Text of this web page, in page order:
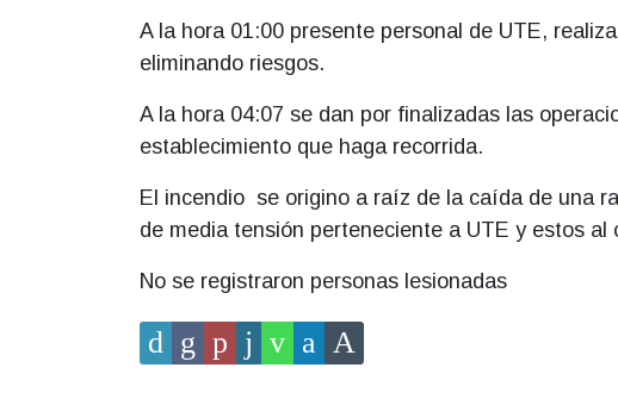
A la hora 01:00 presente personal de UTE,
eliminando riesgos.
A la hora 04:07 se dan por finalizadas las
establecimiento que haga recorrida.
El incendio se origino a raíz de la caída de una
de media tensión perteneciente a UTE y estos
No se registraron personas lesionadas